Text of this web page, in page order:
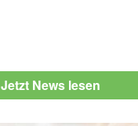
Jetzt News lesen